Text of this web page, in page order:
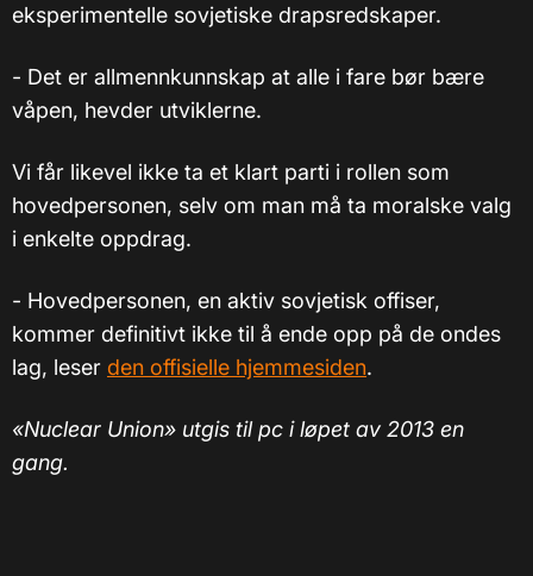
eksperimentelle sovjetiske drapsredskaper.
- Det er allmennkunnskap at alle i fare bør bære
våpen, hevder utviklerne.
Vi får likevel ikke ta et klart parti i rollen som
hovedpersonen, selv om man må ta moralske valg
i enkelte oppdrag.
- Hovedpersonen, en aktiv sovjetisk offiser,
kommer definitivt ikke til å ende opp på de ondes
lag, leser den offisielle hjemmesiden.
«Nuclear Union» utgis til pc i løpet av 2013 en
gang.